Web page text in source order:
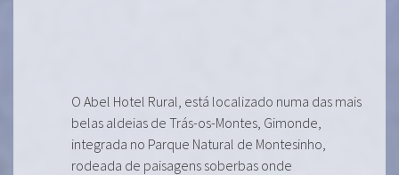
O Abel Hotel Rural, está localizado numa das mais
belas aldeias de Trás-os-Montes, Gimonde,
integrada no Parque Natural de Montesinho,
rodeada de paisagens soberbas onde